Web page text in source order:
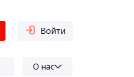
Войти
О нас